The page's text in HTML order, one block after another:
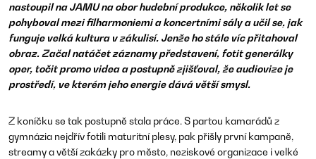
nastoupil na JAMU na obor hudební produkce, několik let se
pohyboval mezi filharmoniemi a koncertními sály a učil se, jak
funguje velká kultura v zákulisí. Jenže ho stále víc přitahoval
obraz. Začal natáčet záznamy představení, fotit generálky
oper, točit promo videa a postupně zjišťoval, že audiovize je
prostředí, ve kterém jeho energie dává větší smysl.
Z koníčku se tak postupně stala práce. S partou kamarádů z
gymnázia nejdřív fotili maturitní plesy, pak přišly první kampaně,
streamy a větší zakázky pro město, neziskové organizace i velké